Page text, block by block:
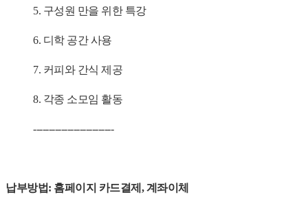
5. 구성원 만을 위한 특강
6. 디학 공간 사용
7. 커피와 간식 제공
8. 각종 소모임 활동
--------------------------
납부방법: 홈페이지 카드결제, 계좌이체